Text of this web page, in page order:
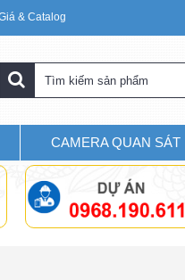
& Catalog
CAMERA QUAN SÁT